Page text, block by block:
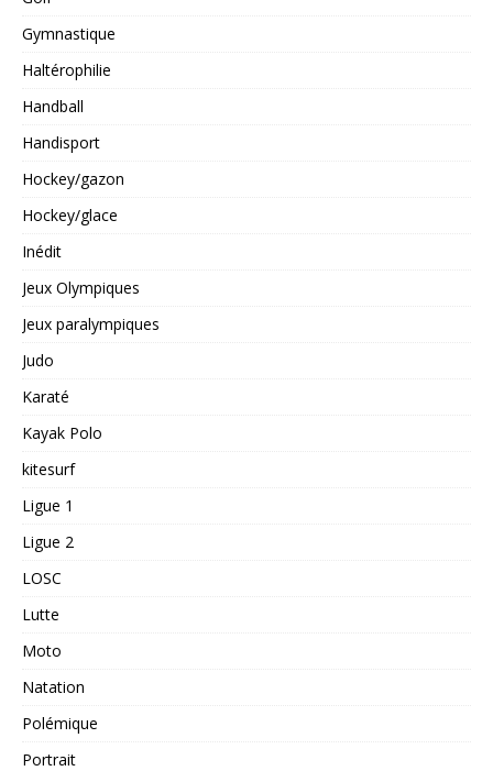
Gymnastique
Haltérophilie
Handball
Handisport
Hockey/gazon
Hockey/glace
Inédit
Jeux Olympiques
Jeux paralympiques
Judo
Karaté
Kayak Polo
kitesurf
Ligue 1
Ligue 2
LOSC
Lutte
Moto
Natation
Polémique
Portrait